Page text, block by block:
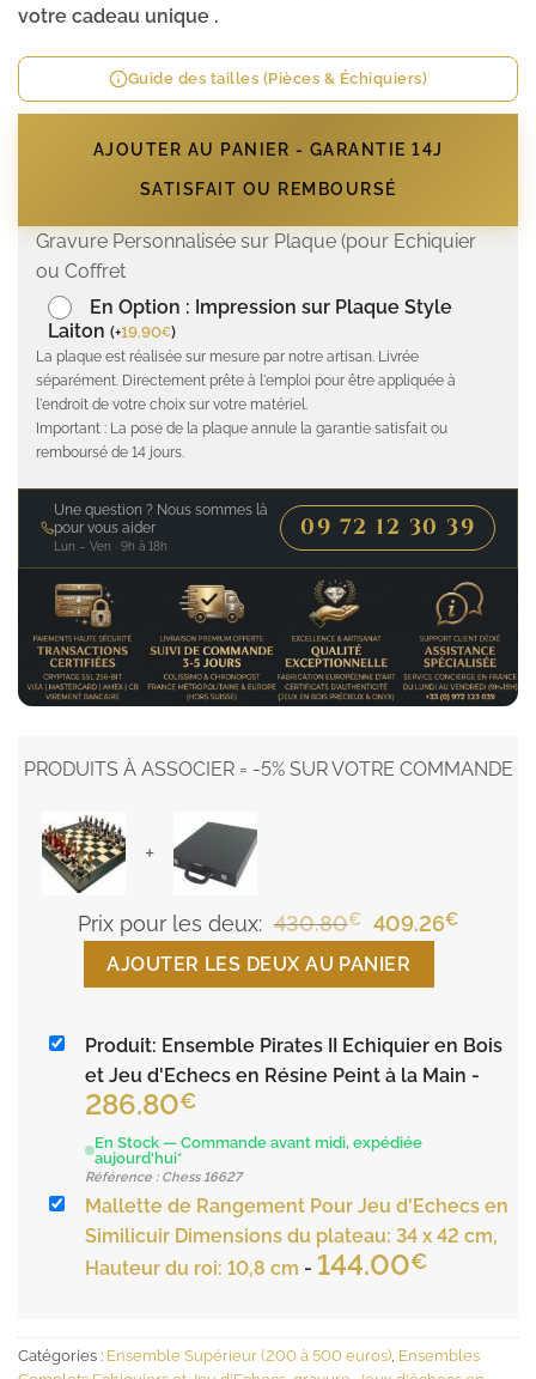
votre cadeau unique .
Guide des tailles (Pièces & Échiquiers)
AJOUTER AU PANIER - GARANTIE 14J
SATISFAIT OU REMBOURSÉ
Gravure Personnalisée sur Plaque (pour Echiquier
ou Coffret
En Option : Impression sur Plaque Style
Laiton (+19.90€)
La plaque est réalisée sur mesure par notre artisan. Livrée
séparément. Directement prête à l'emploi pour être appliquée à
l'endroit de votre choix sur votre matériel.
Important : La pose de la plaque annule la garantie satisfait ou
remboursé de 14 jours.
Une question ? Nous sommes là
pour vous aider
Lun – Ven · 9h à 18h
09 72 12 30 39
PRODUITS À ASSOCIER = -5% SUR VOTRE COMMANDE
+
Prix pour les deux: 430.80€
Le
prix
initial
430.80€.
409.26€Le
AJOUTER LES DEUX AU PANIER
Produit: Ensemble Pirates II Echiquier en Bois
et Jeu d'Echecs en Résine Peint à la Main -
286.80€
En Stock — Commande avant midi, expédiée
aujourd'hui*
Référence : Chess 16627
Mallette de Rangement Pour Jeu d'Echecs en
Similicuir Dimensions du plateau: 34 x 42 cm,
Hauteur du roi: 10,8 cm - 144.00€
Catégories : Ensemble Supérieur (200 à 500 euros) Ensembles